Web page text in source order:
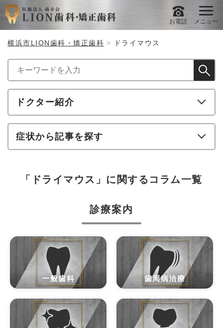
お電話 メニュー
横浜市LION歯科・矯正歯科 ドライマウス
ドクター紹介
症状から記事を探す
「ドライマウス」に関するコラム一覧
診療案内
一般歯科 歯周病治療